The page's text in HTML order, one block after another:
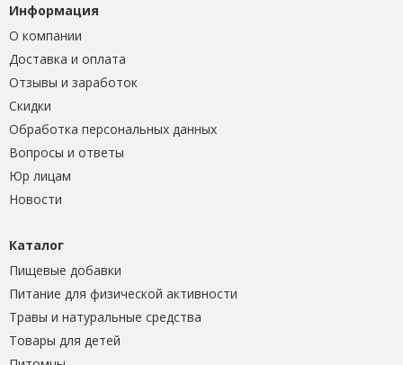
Информация
О компании
Доставка и оплата
Отзывы и заработок
Скидки
Обработка персональных данных
Вопросы и ответы
Юр лицам
Новости
Каталог
Пищевые добавки
Питание для физической активности
Травы и натуральные средства
Товары для детей